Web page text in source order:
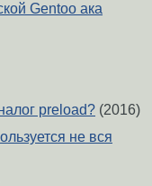
Gentoo ака
preload? (2016)
не вся